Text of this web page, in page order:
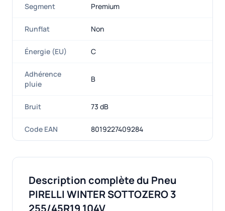
Segment Premium
Runflat Non
Énergie (EU) C
Adhérence
pluie
B
Bruit 73 dB
Code EAN 8019227409284
Description complète du Pneu
PIRELLI WINTER SOTTOZERO 3
255/45R19 104V